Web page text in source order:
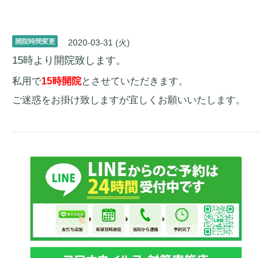
開院時間変更 2020-03-31 (火)
15時より開院致します。
私用で15時開院とさせていただきます。
ご迷惑をお掛け致しますが宜しくお願いいたします。